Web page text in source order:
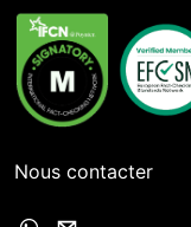
Nous contacter